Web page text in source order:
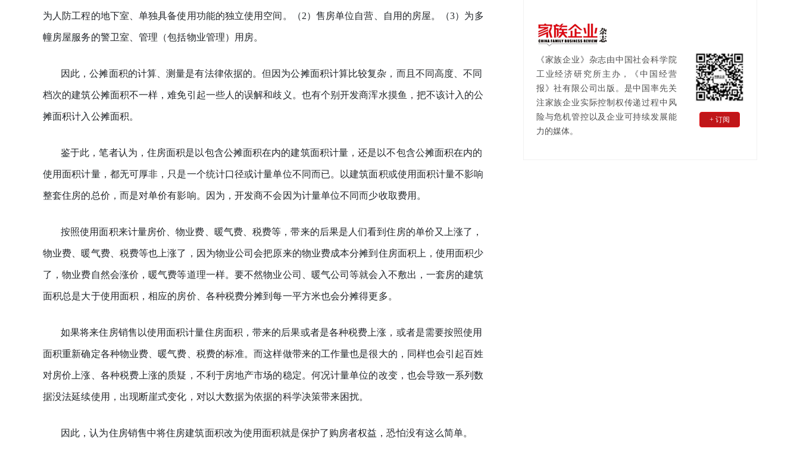
为人防工程的地下室、单独具备使用功能的独立使用空间。（2）售房单位自营、自用的房屋。（3）为多
幢房屋服务的警卫室、管理（包括物业管理）用房。
因此，公摊面积的计算、测量是有法律依据的。但因为公摊面积计算比较复杂，而且不同高度、不同
档次的建筑公摊面积不一样，难免引起一些人的误解和歧义。也有个别开发商浑水摸鱼，把不该计入的公
摊面积计入公摊面积。
鉴于此，笔者认为，住房面积是以包含公摊面积在内的建筑面积计量，还是以不包含公摊面积在内的
使用面积计量，都无可厚非，只是一个统计口径或计量单位不同而已。以建筑面积或使用面积计量不影响
整套住房的总价，而是对单价有影响。因为，开发商不会因为计量单位不同而少收取费用。
按照使用面积来计量房价、物业费、暖气费、税费等，带来的后果是人们看到住房的单价又上涨了，
物业费、暖气费、税费等也上涨了，因为物业公司会把原来的物业费成本分摊到住房面积上，使用面积少
了，物业费自然会涨价，暖气费等道理一样。要不然物业公司、暖气公司等就会入不敷出，一套房的建筑
面积总是大于使用面积，相应的房价、各种税费分摊到每一平方米也会分摊得更多。
如果将来住房销售以使用面积计量住房面积，带来的后果或者是各种税费上涨，或者是需要按照使用
面积重新确定各种物业费、暖气费、税费的标准。而这样做带来的工作量也是很大的，同样也会引起百姓
对房价上涨、各种税费上涨的质疑，不利于房地产市场的稳定。何况计量单位的改变，也会导致一系列数
据没法延续使用，出现断崖式变化，对以大数据为依据的科学决策带来困扰。
因此，认为住房销售中将住房建筑面积改为使用面积就是保护了购房者权益，恐怕没有这么简单。
《家族企业》杂志由中国社会科学院
工业经济研究所主办，《中国经营
报》社有限公司出版。是中国率先关
注家族企业实际控制权传递过程中风
险与危机管控以及企业可持续发展能
力的媒体。
+ 订阅